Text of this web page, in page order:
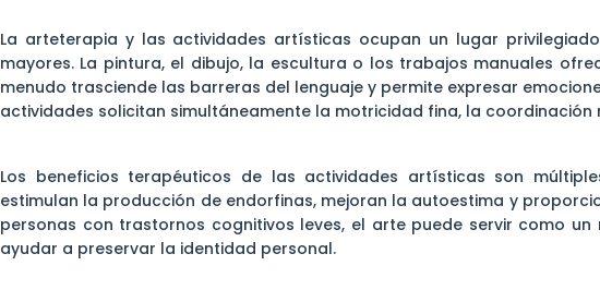
La arteterapia y las actividades artísticas ocupan un lugar
mayores. La pintura, el dibujo, la escultura o los trabajos manuales
menudo trasciende las barreras del lenguaje y permite expresar
actividades solicitan simultáneamente la motricidad fina, la
Los beneficios terapéuticos de las actividades artísticas son
estimulan la producción de endorfinas, mejoran la autoestima y
personas con trastornos cognitivos leves, el arte puede servir como
ayudar a preservar la identidad personal.